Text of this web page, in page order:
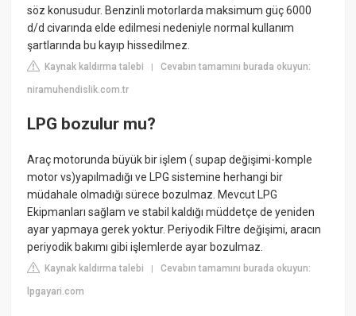
söz konusudur. Benzinli motorlarda maksimum güç 6000
d/d civarında elde edilmesi nedeniyle normal kullanım
şartlarında bu kayıp hissedilmez.
Kaynak kaldırma talebi |Cevabın tamamını burada okuyun:
niramuhendislik.com.tr
LPG bozulur mu?
Araç motorunda büyük bir işlem ( supap değişimi-komple
motor vs)yapılmadığı ve LPG sistemine herhangi bir
müdahale olmadığı sürece bozulmaz. Mevcut LPG
Ekipmanları sağlam ve stabil kaldığı müddetçe de yeniden
ayar yapmaya gerek yoktur. Periyodik Filtre değişimi, aracın
periyodik bakımı gibi işlemlerde ayar bozulmaz.
Kaynak kaldırma talebi |Cevabın tamamını burada okuyun:
lpgayari.com